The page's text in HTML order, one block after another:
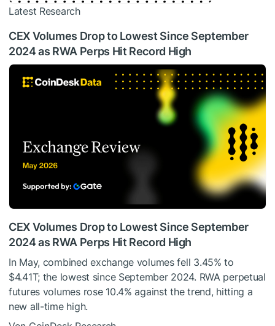
Latest Research
CEX Volumes Drop to Lowest Since September
2024 as RWA Perps Hit Record High
CEX Volumes Drop to Lowest Since September
2024 as RWA Perps Hit Record High
In May, combined exchange volumes fell 3.45% to
$4.41T; the lowest since September 2024. RWA perpetual
futures volumes rose 10.4% against the trend, hitting a
new all-time high.